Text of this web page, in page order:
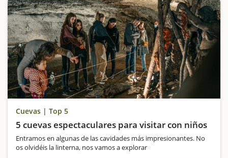
Cuevas | Top 5
5 cuevas espectaculares para visitar con niños
Entramos en algunas de las cavidades más impresionantes. No
os olvidéis la linterna, nos vamos a explorar